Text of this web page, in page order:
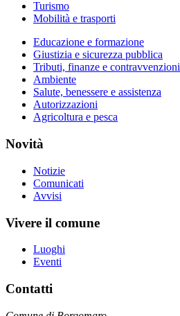
Turismo
Mobilità e trasporti
Educazione e formazione
Giustizia e sicurezza pubblica
Tributi, finanze e contravvenzioni
Ambiente
Salute, benessere e assistenza
Autorizzazioni
Agricoltura e pesca
Novità
Notizie
Comunicati
Avvisi
Vivere il comune
Luoghi
Eventi
Contatti